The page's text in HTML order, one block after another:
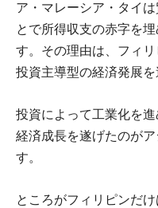
ア・マレーシア・タイ
とで所得収支の赤字を
す。その理由は、フィリ
投資主導型の経済発展を
投資によって工業化を
経済成長を遂げたのが
す。
ところがフィリピンだ